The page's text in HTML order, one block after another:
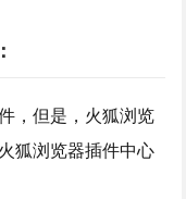
，但是，火狐浏览
狐浏览器插件中心